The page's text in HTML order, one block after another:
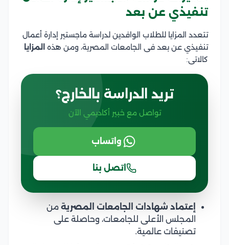
تنفيذي عن بعد
تتعدد المزايا للطلاب الوافدين لدراسة ماجستير إدارة أعمال
تنفيذي عن بعد فى الجامعات المصرية، ومن هذه
المزايا
كالاتى:
تريد الدراسة بالخارج؟
تواصل مع خبير أكاديمي الآن
واتساب
اتصل بنا
إعتماد شهادات الجامعات المصرية من
المجلس الأعلى للجامعات، وحاصلة على
تصنيفات عالمية.